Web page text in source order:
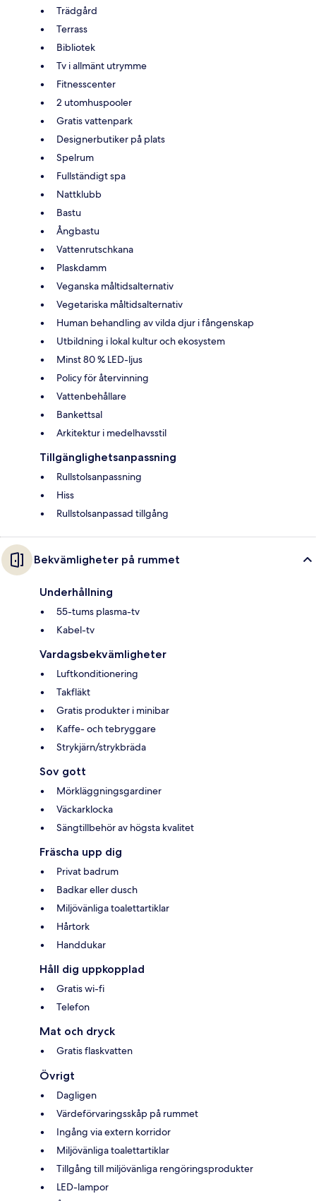
Trädgård
Terrass
Bibliotek
Tv i allmänt utrymme
Fitnesscenter
2 utomhuspooler
Gratis vattenpark
Designerbutiker på plats
Spelrum
Fullständigt spa
Nattklubb
Bastu
Ångbastu
Vattenrutschkana
Plaskdamm
Veganska måltidsalternativ
Vegetariska måltidsalternativ
Human behandling av vilda djur i fångenskap
Utbildning i lokal kultur och ekosystem
Minst 80 % LED-ljus
Policy för återvinning
Vattenbehållare
Bankettsal
Arkitektur i medelhavsstil
Tillgänglighetsanpassning
Rullstolsanpassning
Hiss
Rullstolsanpassad tillgång
Bekvämligheter på rummet
Underhållning
55-tums plasma-tv
Kabel-tv
Vardagsbekvämligheter
Luftkonditionering
Takfläkt
Gratis produkter i minibar
Kaffe- och tebryggare
Strykjärn/strykbräda
Sov gott
Mörkläggningsgardiner
Väckarklocka
Sängtillbehör av högsta kvalitet
Fräscha upp dig
Privat badrum
Badkar eller dusch
Miljövänliga toalettartiklar
Hårtork
Handdukar
Håll dig uppkopplad
Gratis wi-fi
Telefon
Mat och dryck
Gratis flaskvatten
Övrigt
Dagligen
Värdeförvaringsskåp på rummet
Ingång via extern korridor
Miljövänliga toalettartiklar
Tillgång till miljövänliga rengöringsprodukter
LED-lampor